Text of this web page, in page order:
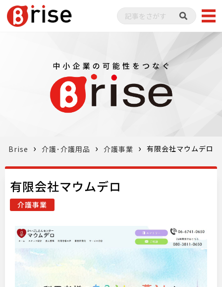
Brise 介護･介護用品 介護事業 有限会社マウムデロ
有限会社マウムデロ
介護事業